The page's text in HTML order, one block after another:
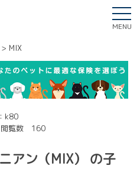
MENU
MIX
k80
閲覧数 160
アン（MIX） の子